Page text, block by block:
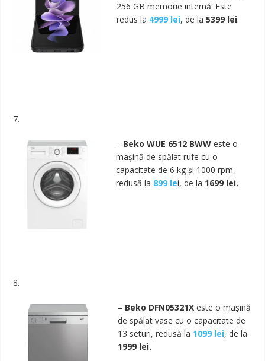
256 GB memorie internă. Este
redus la 4999 lei, de la5399 lei.
7.
– Beko WUE 6512 BWW este o
mașină de spălat rufe cu o
capacitate de 6 kg și 1000 rpm,
redusă la 899 lei, de la 1699 lei.
8.
– Beko DFN05321X este o mașină
de spălat vase cu o capacitate de
13 seturi, redusă la 1099 lei, de la
1999 lei.